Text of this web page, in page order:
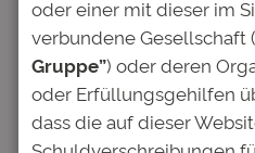
Name*
E-Mail-Adresse*
oder einer mit dieser im
verbundene Gesellschaft (
Gruppe”) oder deren
oder Erfüllungsgehilfen
dass die auf dieser